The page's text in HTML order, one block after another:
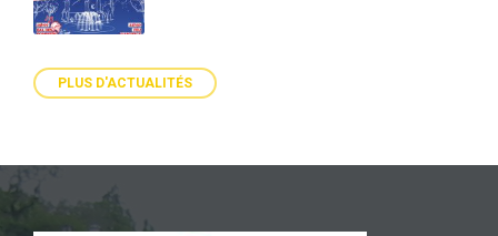
PLUS D'ACTUALITÉS